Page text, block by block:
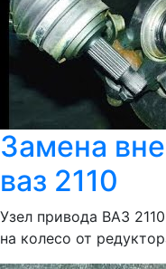
Замена
ваз 2110
Узел привода ВАЗ
на колесо от